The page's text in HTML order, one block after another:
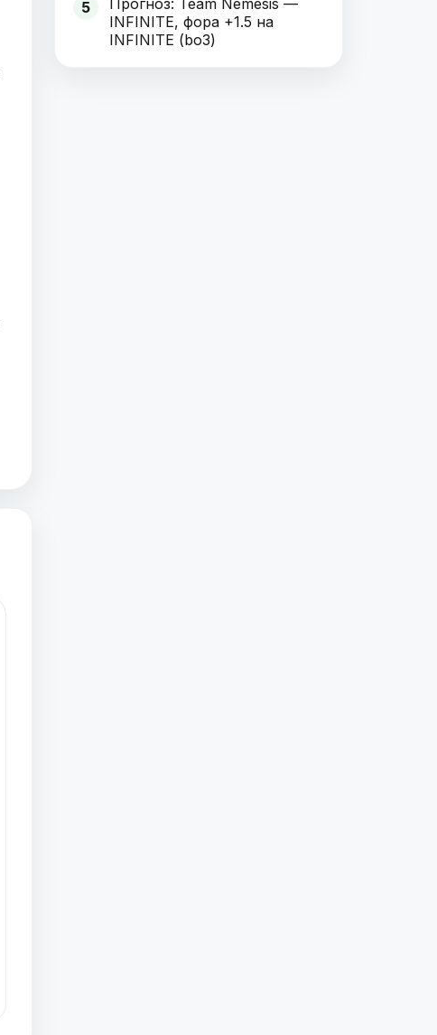
5
INFINITE, фора +1.5 на
INFINITE (bo3)